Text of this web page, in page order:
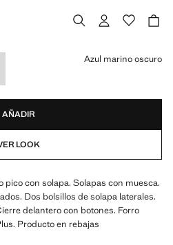
]
Azul marino oscuro
AÑADIR
LOOK
pico con solapa. Solapas con muesca.
Dos bolsillos de solapa laterales.
delantero con botones. Forro
Producto en rebajas